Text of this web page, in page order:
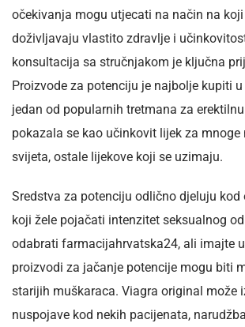
očekivanja mogu utjecati na način na
doživljavaju vlastito zdravlje i
konsultacija sa stručnjakom je ključna
Proizvode za potenciju je najbolje kupiti
jedan od popularnih tretmana za
pokazala se kao učinkovit lijek za mnoge
svijeta, ostale lijekove koji se uzimaju.
Sredstva za potenciju odlično djeluju kod
koji žele pojačati intenzitet seksualnog
odabrati farmacijahrvatska24, ali imajte
proizvodi za jačanje potencije mogu biti
starijih muškaraca. Viagra original može
nuspojave kod nekih pacijenata,